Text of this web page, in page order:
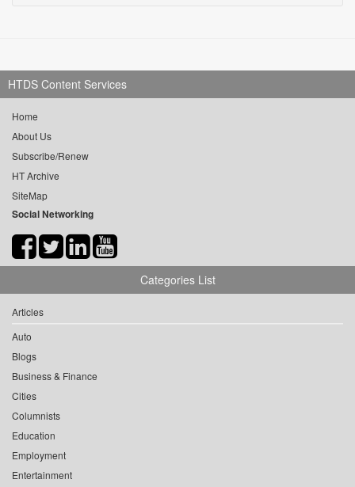
HTDS Content Services
Home
About Us
Subscribe/Renew
HT Archive
SiteMap
Social Networking
Categories List
Articles
Auto
Blogs
Business & Finance
Cities
Columnists
Education
Employment
Entertainment